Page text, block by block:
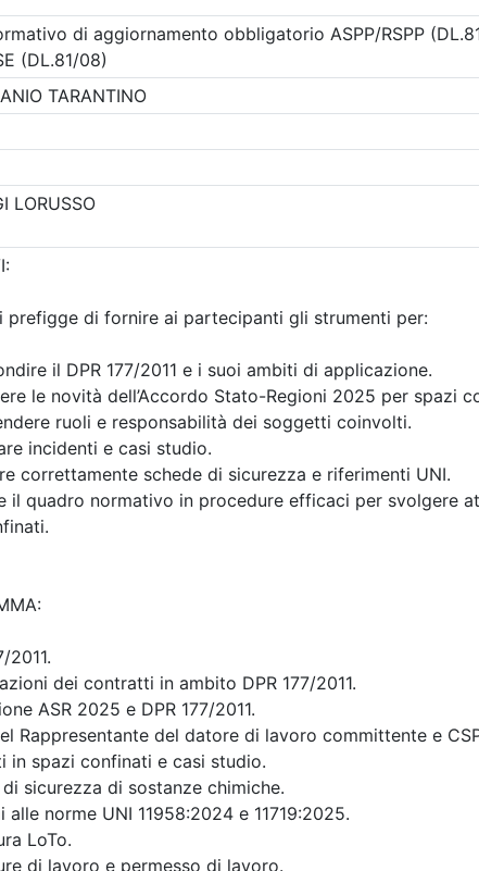
2026
Allegati
A pagamento
LAVORO
Crediti:24 cfp
Durata:24 ore
Iscrizioni:dal 22/06/2026
al 12/10/2026
Tipologia:
Allegati